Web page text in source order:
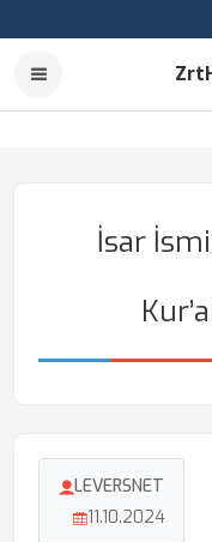
İsar
LEVERSNET
11.10.2024